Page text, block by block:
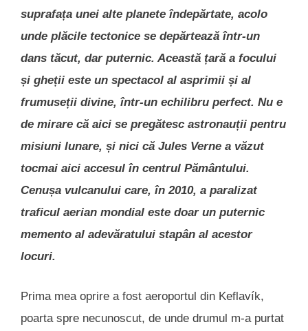
suprafața unei alte planete îndepărtate, acolo
unde plăcile tectonice se depărtează într-un
dans tăcut, dar puternic. Această țară a focului
și gheții este un spectacol al asprimii și al
frumuseții divine, într-un echilibru perfect. Nu e
de mirare că aici se pregătesc astronauții pentru
misiuni lunare, și nici că Jules Verne a văzut
tocmai aici accesul în centrul Pământului.
Cenușa vulcanului care, în 2010, a paralizat
traficul aerian mondial este doar un puternic
memento al adevăratului stapân al acestor
locuri.
Prima mea oprire a fost aeroportul din Keflavík,
poarta spre necunoscut, de unde drumul m-a purtat